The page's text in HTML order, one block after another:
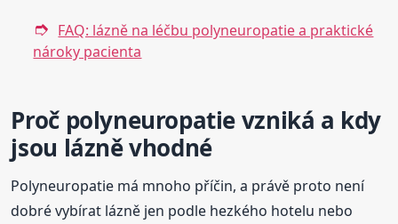
FAQ: lázně na léčbu polyneuropatie a praktické
nároky pacienta
Proč polyneuropatie vzniká a kdy
jsou lázně vhodné
Polyneuropatie má mnoho příčin, a právě proto není
dobré vybírat lázně jen podle hezkého hotelu nebo